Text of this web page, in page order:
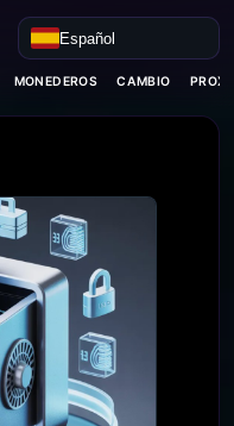
Español
MONEDEROS CAMBIO